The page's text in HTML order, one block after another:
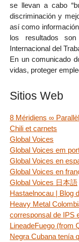
se llevan a cabo
discriminación y
así como
los resultados
Internacional del
En un comunicado
vidas, proteger
Sitios Web
8 Méridiens ∞
Chili et carnets
Global Voices
Global Voices em
Global Voices en
Global Voices en
Global Voices 日本語
Hastaelnocau | Blog
Heavy Metal
corresponsal de IPS
LineadeFuego (from
Negra Cubana tenía